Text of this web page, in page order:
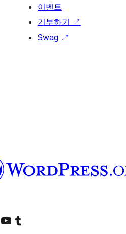
이벤트
기부하기 ↗
Swag ↗
유튜브 채널 방문하기 텀블러 계정 방문하기